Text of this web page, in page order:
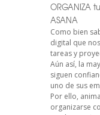
ORGANIZA
ASANA
Como bien
digital que
tareas y
Aún así, la
siguen
uno de sus
Por ello,
organizarse